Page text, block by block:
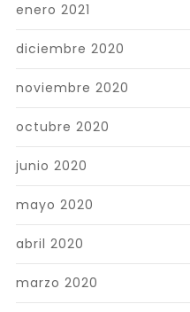
enero 2021
diciembre 2020
noviembre 2020
octubre 2020
junio 2020
mayo 2020
abril 2020
marzo 2020